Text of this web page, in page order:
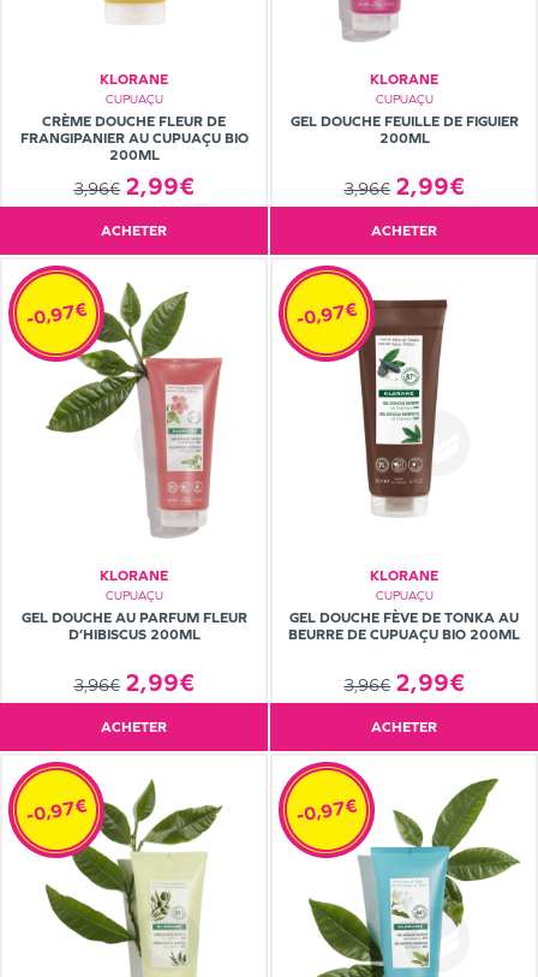
KLORANE
CUPUAÇU
CRÈME DOUCHE FLEUR DE
FRANGIPANIER AU CUPUAÇU BIO
200ML
3,96€ 2,99€
ACHETER
KLORANE
CUPUAÇU
GEL DOUCHE FEUILLE DE FIGUIER
200ML
3,96€ 2,99€
ACHETER
KLORANE
CUPUAÇU
GEL DOUCHE AU PARFUM FLEUR
D’HIBISCUS 200ML
3,96€ 2,99€
-0,97€
ACHETER
KLORANE
CUPUAÇU
GEL DOUCHE FÈVE DE TONKA AU
BEURRE DE CUPUAÇU BIO 200ML
3,96€ 2,99€
-0,97€
ACHETER
-0,97€ -0,97€